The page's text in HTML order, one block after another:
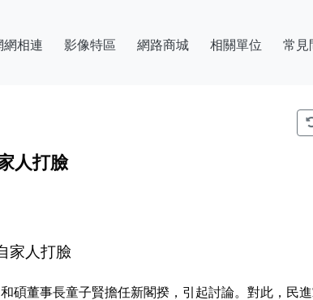
網相連 影像特區 網路商城 相關單位 常見
人打臉
家人打臉
董事長童子賢擔任新閣揆，引起討論。對此，民